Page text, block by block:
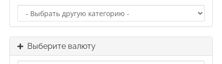
Выберите валюту